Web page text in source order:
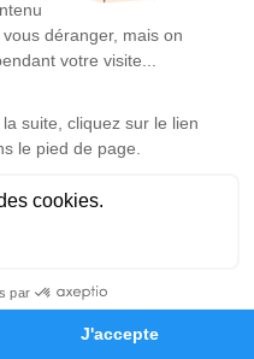
Hommages
hommage est
Je rends hommage